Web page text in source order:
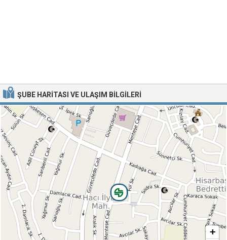
ŞUBE HARITASI VE ULAŞIM BILGILERI
+